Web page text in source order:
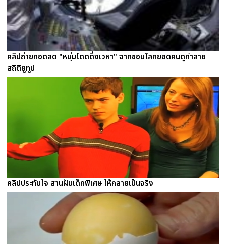
คลิปถ่ายทอดสด "หนุ่มโดดดิ่งเวหา" จากขอบโลกยอดคนดูทำลาย
สถิติยูทูป
คลิปประทับใจ สานฝันเด็กพิเศษ ให้กลายเป็นจริง